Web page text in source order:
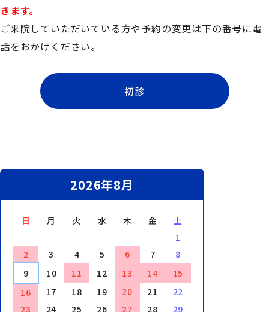
きます。
ご来院していただいている方や予約の変更は下の番号に電
話をおかけください。
初診
2026年8月
日 月 火 水 木 金
土
1
2
3 4 5 6 7
8
9
10 11 12 13 14
15
16
17 18 19 20 21
22
23
24 25 26 27 28
29